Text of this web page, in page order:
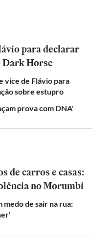
para declarar
Dark Horse
vice de Flávio para
sobre estupro
prova com DNA'
de carros e casas:
no Morumbi
medo de sair na rua: